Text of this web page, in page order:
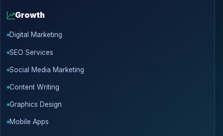
Growth
Digital Marketing
SEO Services
Social Media Marketing
Content Writing
Graphics Design
Mobile Apps